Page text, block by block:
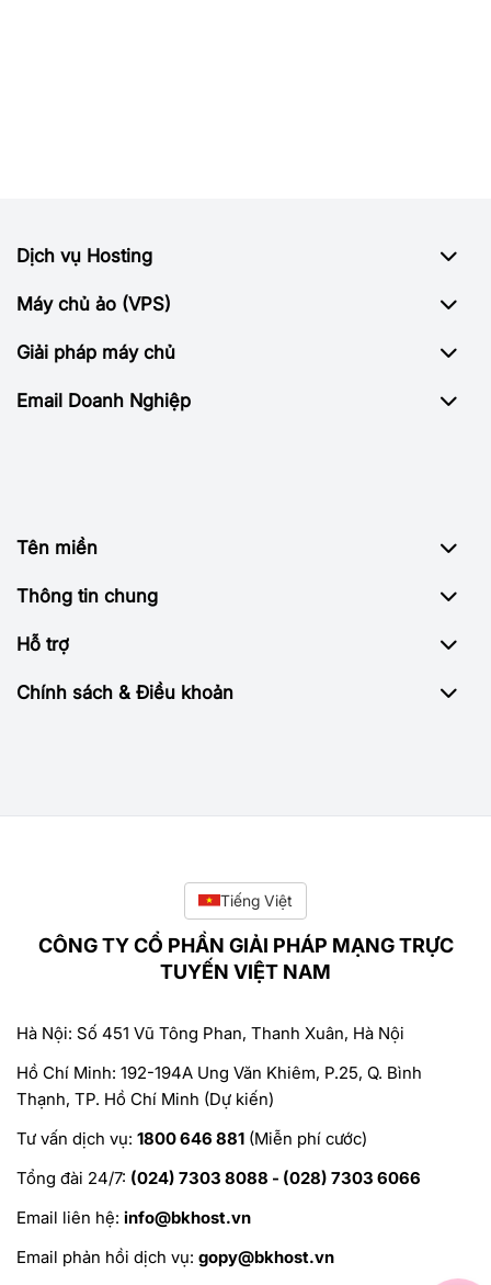
Dịch vụ Hosting
Máy chủ ảo (VPS)
Giải pháp máy chủ
Email Doanh Nghiệp
Tên miền
Thông tin chung
Hỗ trợ
Chính sách & Điều khoản
Tiếng Việt
CÔNG TY CỔ PHẦN GIẢI PHÁP MẠNG TRỰC
TUYẾN VIỆT NAM
Hà Nội: Số 451 Vũ Tông Phan, Thanh Xuân, Hà Nội
Hồ Chí Minh: 192-194A Ung Văn Khiêm, P.25, Q. Bình
Thạnh, TP. Hồ Chí Minh (Dự kiến)
Tư vấn dịch vụ: 1800 646 881 (Miễn phí cước)
Tổng đài 24/7: (024) 7303 8088 - (028) 7303 6066
Email liên hệ: info@bkhost.vn
Email phản hồi dịch vụ: gopy@bkhost.vn